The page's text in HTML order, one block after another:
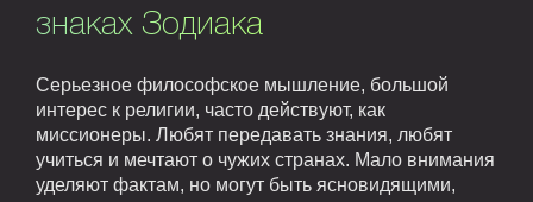
знаках Зодиака
Серьезное философское мышление, большой
интерес к религии, часто действуют, как
миссионеры. Любят передавать знания, любят
учиться и мечтают о чужих странах. Мало внимания
уделяют фактам, но могут быть ясновидящими,